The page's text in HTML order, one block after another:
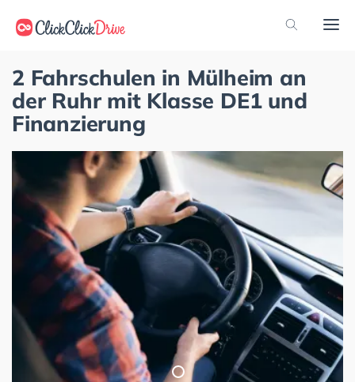
2 Fahrschulen in Mülheim an
der Ruhr mit Klasse DE1 und
Finanzierung